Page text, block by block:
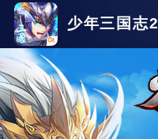
少年三国志2